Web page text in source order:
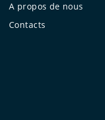
A propos de nous
Contacts